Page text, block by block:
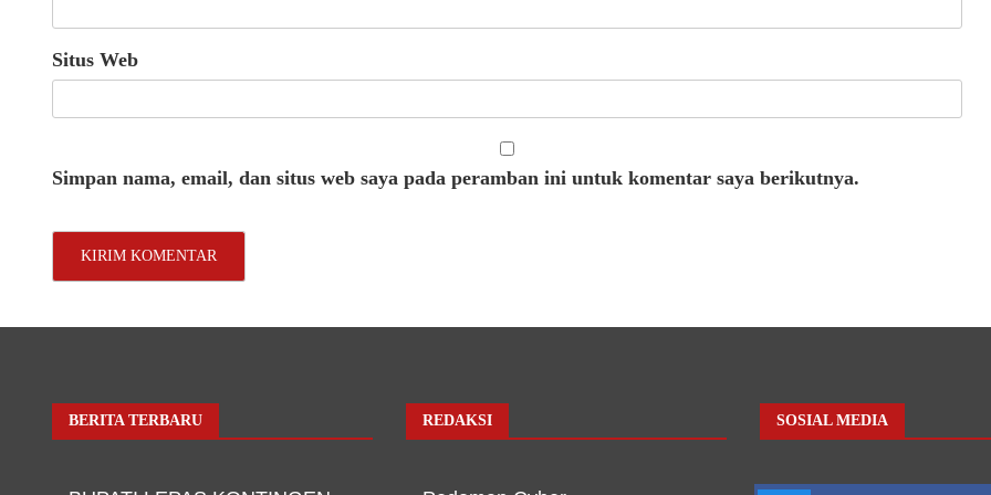
Situs Web
Simpan nama, email, dan situs web saya pada peramban ini untuk komentar saya berikutnya.
BERITA TERBARU REDAKSI SOSIAL MEDIA